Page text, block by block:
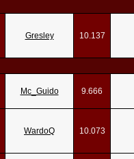
Gresley 10.137
Mc_Guido 9.666
WardoQ 10.073